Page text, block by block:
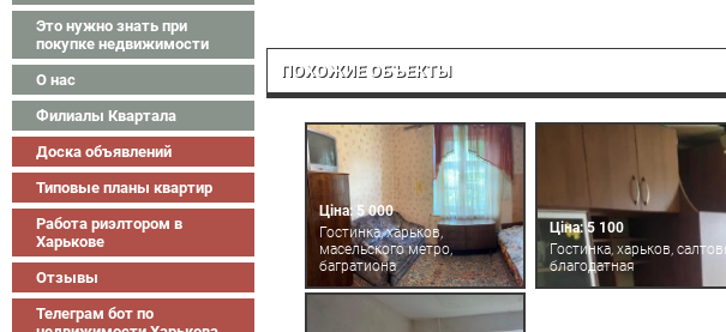
Это нужно знать при
покупке недвижимости
О нас
Филиалы Квартала
Доска объявлений
Типовые планы квартир
Работа риэлтором в
Харькове
Отзывы
Телеграм бот по
ПОХОЖИЕ ОБЪЕКТЫ
Ціна: 5 000
Гостинка, харьков,
масельского метро,
багратиона
Ціна: 5 100
Гостинка, харьков,
благодатная